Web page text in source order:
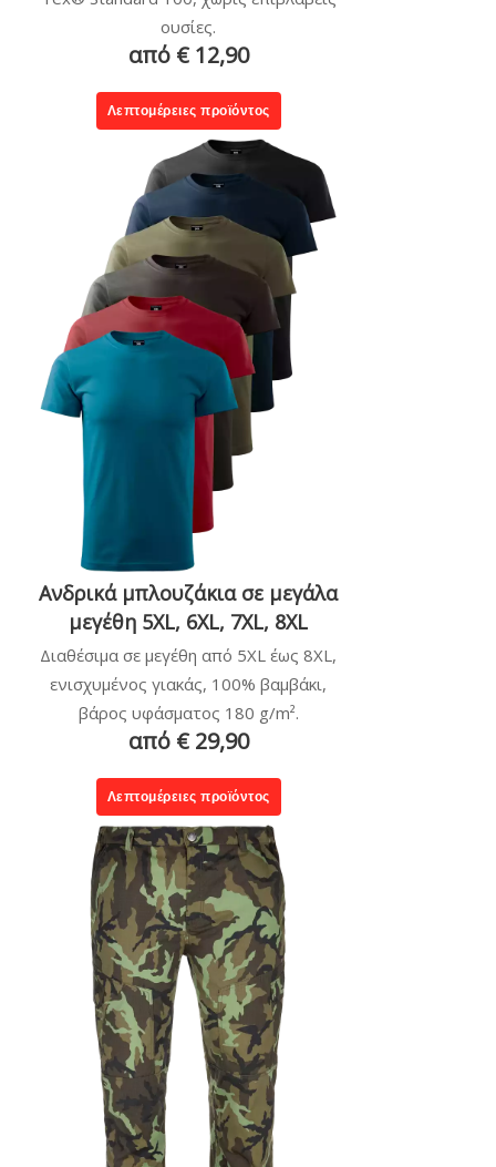
ουσίες.
από € 12,90
Λεπτομέρειες προϊόντος
Ανδρικά μπλουζάκια σε μεγάλα
μεγέθη 5XL, 6XL, 7XL, 8XL
Διαθέσιμα σε μεγέθη από 5XL έως 8XL,
ενισχυμένος γιακάς, 100% βαμβάκι,
βάρος υφάσματος 180 g/m².
από € 29,90
Λεπτομέρειες προϊόντος